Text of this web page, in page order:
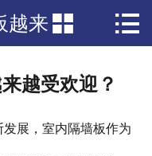
 网站首页
越来  
越受欢迎？
展，室内隔墙板作为